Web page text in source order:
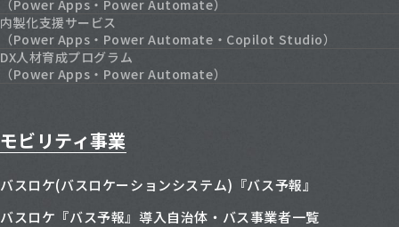
（Power Apps・Power Automate）
内製化支援サービス
（Power Apps・Power Automate・Copilot Studio）
DX人材育成プログラム
（Power Apps・Power Automate）
モビリティ事業
バスロケ(バスロケーションシステム)『バス予報』
バスロケ『バス予報』導入自治体・バス事業者一覧